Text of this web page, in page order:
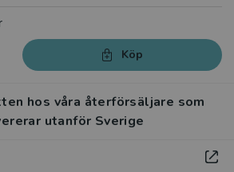
Köp
hos våra återförsäljare som
utanför Sverige